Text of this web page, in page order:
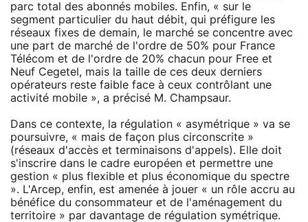
parc total des abonnés mobiles. Enfin, « sur le
segment particulier du haut débit, qui préfigure les
réseaux fixes de demain, le marché se concentre avec
une part de marché de l'ordre de 50% pour France
Télécom et de l'ordre de 20% chacun pour Free et
Neuf Cegetel, mais la taille de ces deux derniers
opérateurs reste faible face à ceux contrôlant une
activité mobile », a précisé M. Champsaur.
Dans ce contexte, la régulation « asymétrique » va se
poursuivre, « mais de façon plus circonscrite »
(réseaux d'accès et terminaisons d'appels). Elle doit
s'inscrire dans le cadre européen et permettre une
gestion « plus flexible et plus économique du spectre
». L'Arcep, enfin, est amenée à jouer « un rôle accru au
bénéfice du consommateur et de l'aménagement du
territoire » par davantage de régulation symétrique.